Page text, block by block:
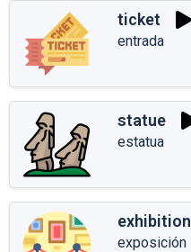
ticket
entrada
statue
estatua
exhibition
exposición